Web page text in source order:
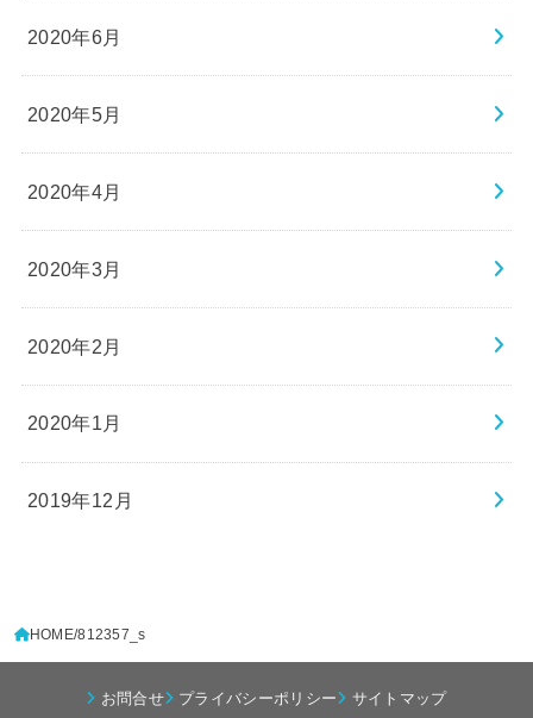
2020年6月
2020年5月
2020年4月
2020年3月
2020年2月
2020年1月
2019年12月
HOME 812357_s
お問合せ プライバシーポリシー サイトマップ